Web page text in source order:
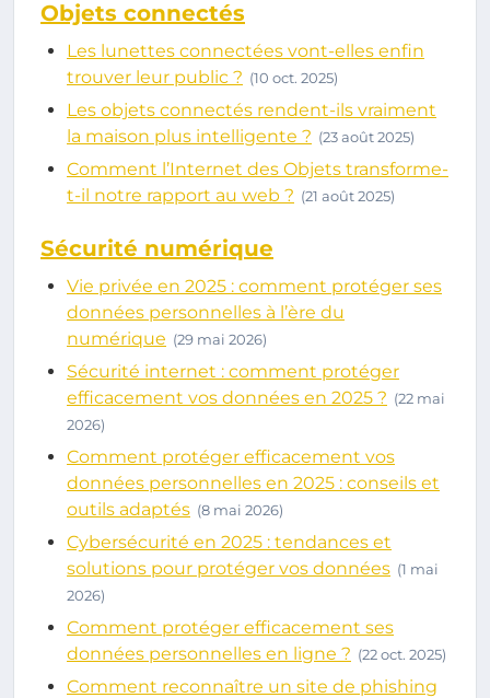
Objets connectés
Les lunettes connectées vont-elles enfin
trouver leur public ? (10 oct. 2025)
Les objets connectés rendent-ils vraiment
la maison plus intelligente ? (23 août 2025)
Comment l’Internet des Objets transforme-
t-il notre rapport au web ? (21 août 2025)
Sécurité numérique
Vie privée en 2025 : comment protéger ses
données personnelles à l’ère du
numérique (29 mai 2026)
Sécurité internet : comment protéger
efficacement vos données en 2025 ? (22 mai
2026)
Comment protéger efficacement vos
données personnelles en 2025 : conseils et
outils adaptés (8 mai 2026)
Cybersécurité en 2025 : tendances et
solutions pour protéger vos données (1 mai
2026)
Comment protéger efficacement ses
données personnelles en ligne ? (22 oct. 2025)
Comment reconnaître un site de phishing